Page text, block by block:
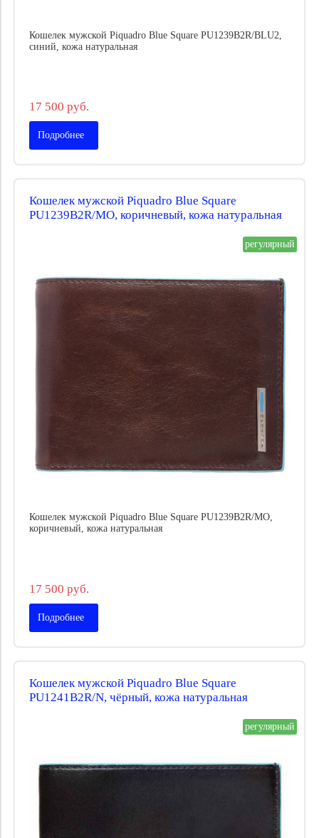
Кошелек мужской Piquadro Blue Square PU1239B2R/BLU2,
синий, кожа натуральная
17 500 руб.
Подробнее
Кошелек мужской Piquadro Blue Square
PU1239B2R/MO, коричневый, кожа натуральная
регулярный
Кошелек мужской Piquadro Blue Square PU1239B2R/MO,
коричневый, кожа натуральная
17 500 руб.
Подробнее
Кошелек мужской Piquadro Blue Square
PU1241B2R/N, чёрный, кожа натуральная
регулярный